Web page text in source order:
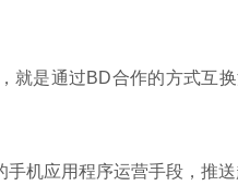
就是通过BD合作的方式互
手机应用程序运营手段，推